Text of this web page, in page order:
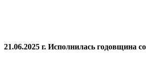
21.06.2025 г. Исполнилась годовщина